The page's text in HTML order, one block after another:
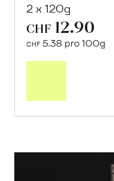
2 x 120g
CHF 12.90
CHF 5.38 pro 100g